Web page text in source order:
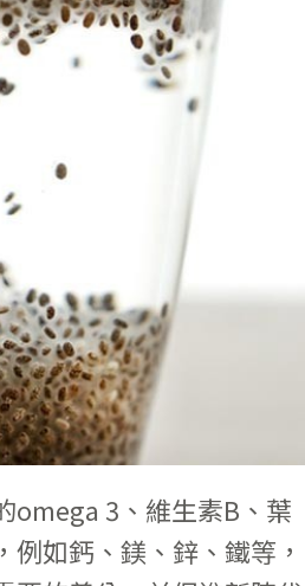
omega 3、維生素B、葉
如鈣、鎂、鋅、鐵等，